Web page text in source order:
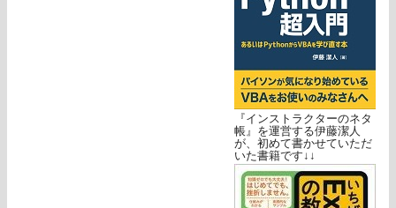
『インストラクターのネタ
帳』を運営する伊藤潔人
が、初めて書かせていただ
いた書籍です↓↓